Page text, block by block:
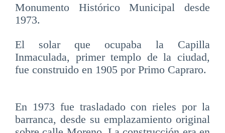
Monumento Histórico Municipal desde
1973.
El solar que ocupaba la Capilla
Inmaculada, primer templo de la ciudad,
fue construido en 1905 por Primo Capraro.
En 1973 fue trasladado con rieles por la
barranca, desde su emplazamiento original